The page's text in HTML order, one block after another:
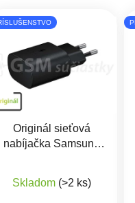
Originál sieťová
nabíjačka Samsung
Skladom (>2 ks)